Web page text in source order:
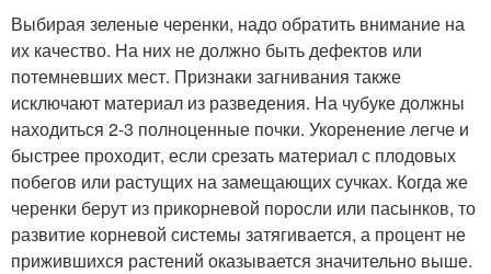
Выбирая зеленые черенки, надо обратить внимание на
их качество. На них не должно быть дефектов или
потемневших мест. Признаки загнивания также
исключают материал из разведения. На чубуке должны
находиться 2-3 полноценные почки. Укоренение легче и
быстрее проходит, если срезать материал с плодовых
побегов или растущих на замещающих сучках. Когда же
черенки берут из прикорневой поросли или пасынков, то
развитие корневой системы затягивается, а процент не
прижившихся растений оказывается значительно выше.